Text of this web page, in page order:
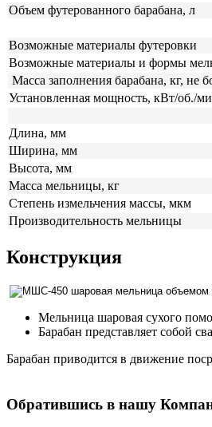
Объем футерованного барабана, л
Возможные материалы футеровки
Возможные материалы и формы
Масса заполнения барабана, кг, не
Установленная мощность, кВт/об./
Длина, мм
Ширина, мм
Высота, мм
Масса мельницы, кг
Степень измельчения массы, мкм
Производительность мельницы
Конструкция
Мельница шаровая сухого
Барабан представляет собой
Барабан приводится в движение
Обратившись в нашу